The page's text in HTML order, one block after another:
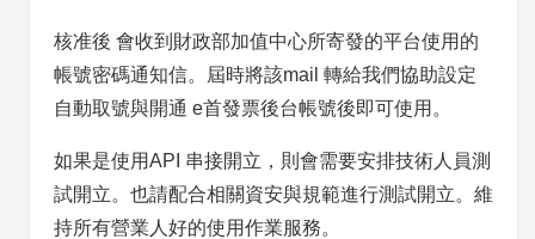
核准後 會收到財政部加值中心所寄發的平台使用的
帳號密碼通知信。屆時將該mail 轉給我們協助設定
自動取號與開通 e首發票後台帳號後即可使用。
如果是使用API 串接開立，則會需要安排技術人員測
試開立。也請配合相關資安與規範進行測試開立。維
持所有營業人好的使用作業服務。